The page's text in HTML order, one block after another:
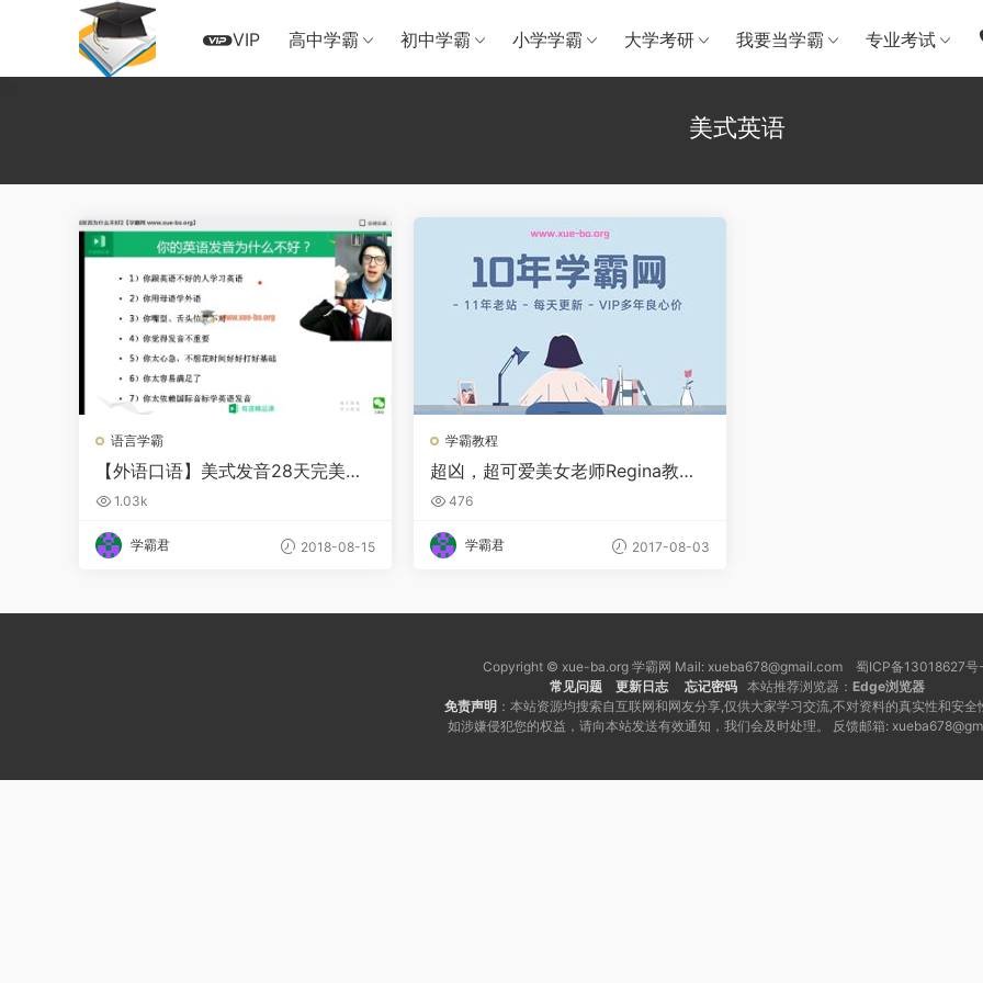
VIP 高中学霸 初中学霸 小学学霸 大学考研 我要当学霸 专业考试
美式英语
语言学霸
【外语口语】美式发音28天完美养
成记1.03k
学霸君 2018-08-15
学霸教程
超凶，超可爱美女老师Regina教你
说一口流利的美式英语
476
学霸君 2017-08-03
Copyright © xue-ba.org 学霸网 Mail: xueba678@gmail.com 蜀ICP备13018627号
常见问题
更新日志 忘记密码 本站推荐浏览器： Edge浏览器
免责声明 ：本站资源均搜索自互联网和网友分享,仅供大家学习交流,不对资料的真实性和安全
如涉嫌侵犯您的权益，请向本站发送有效通知，我们会及时处理。 反馈邮箱: